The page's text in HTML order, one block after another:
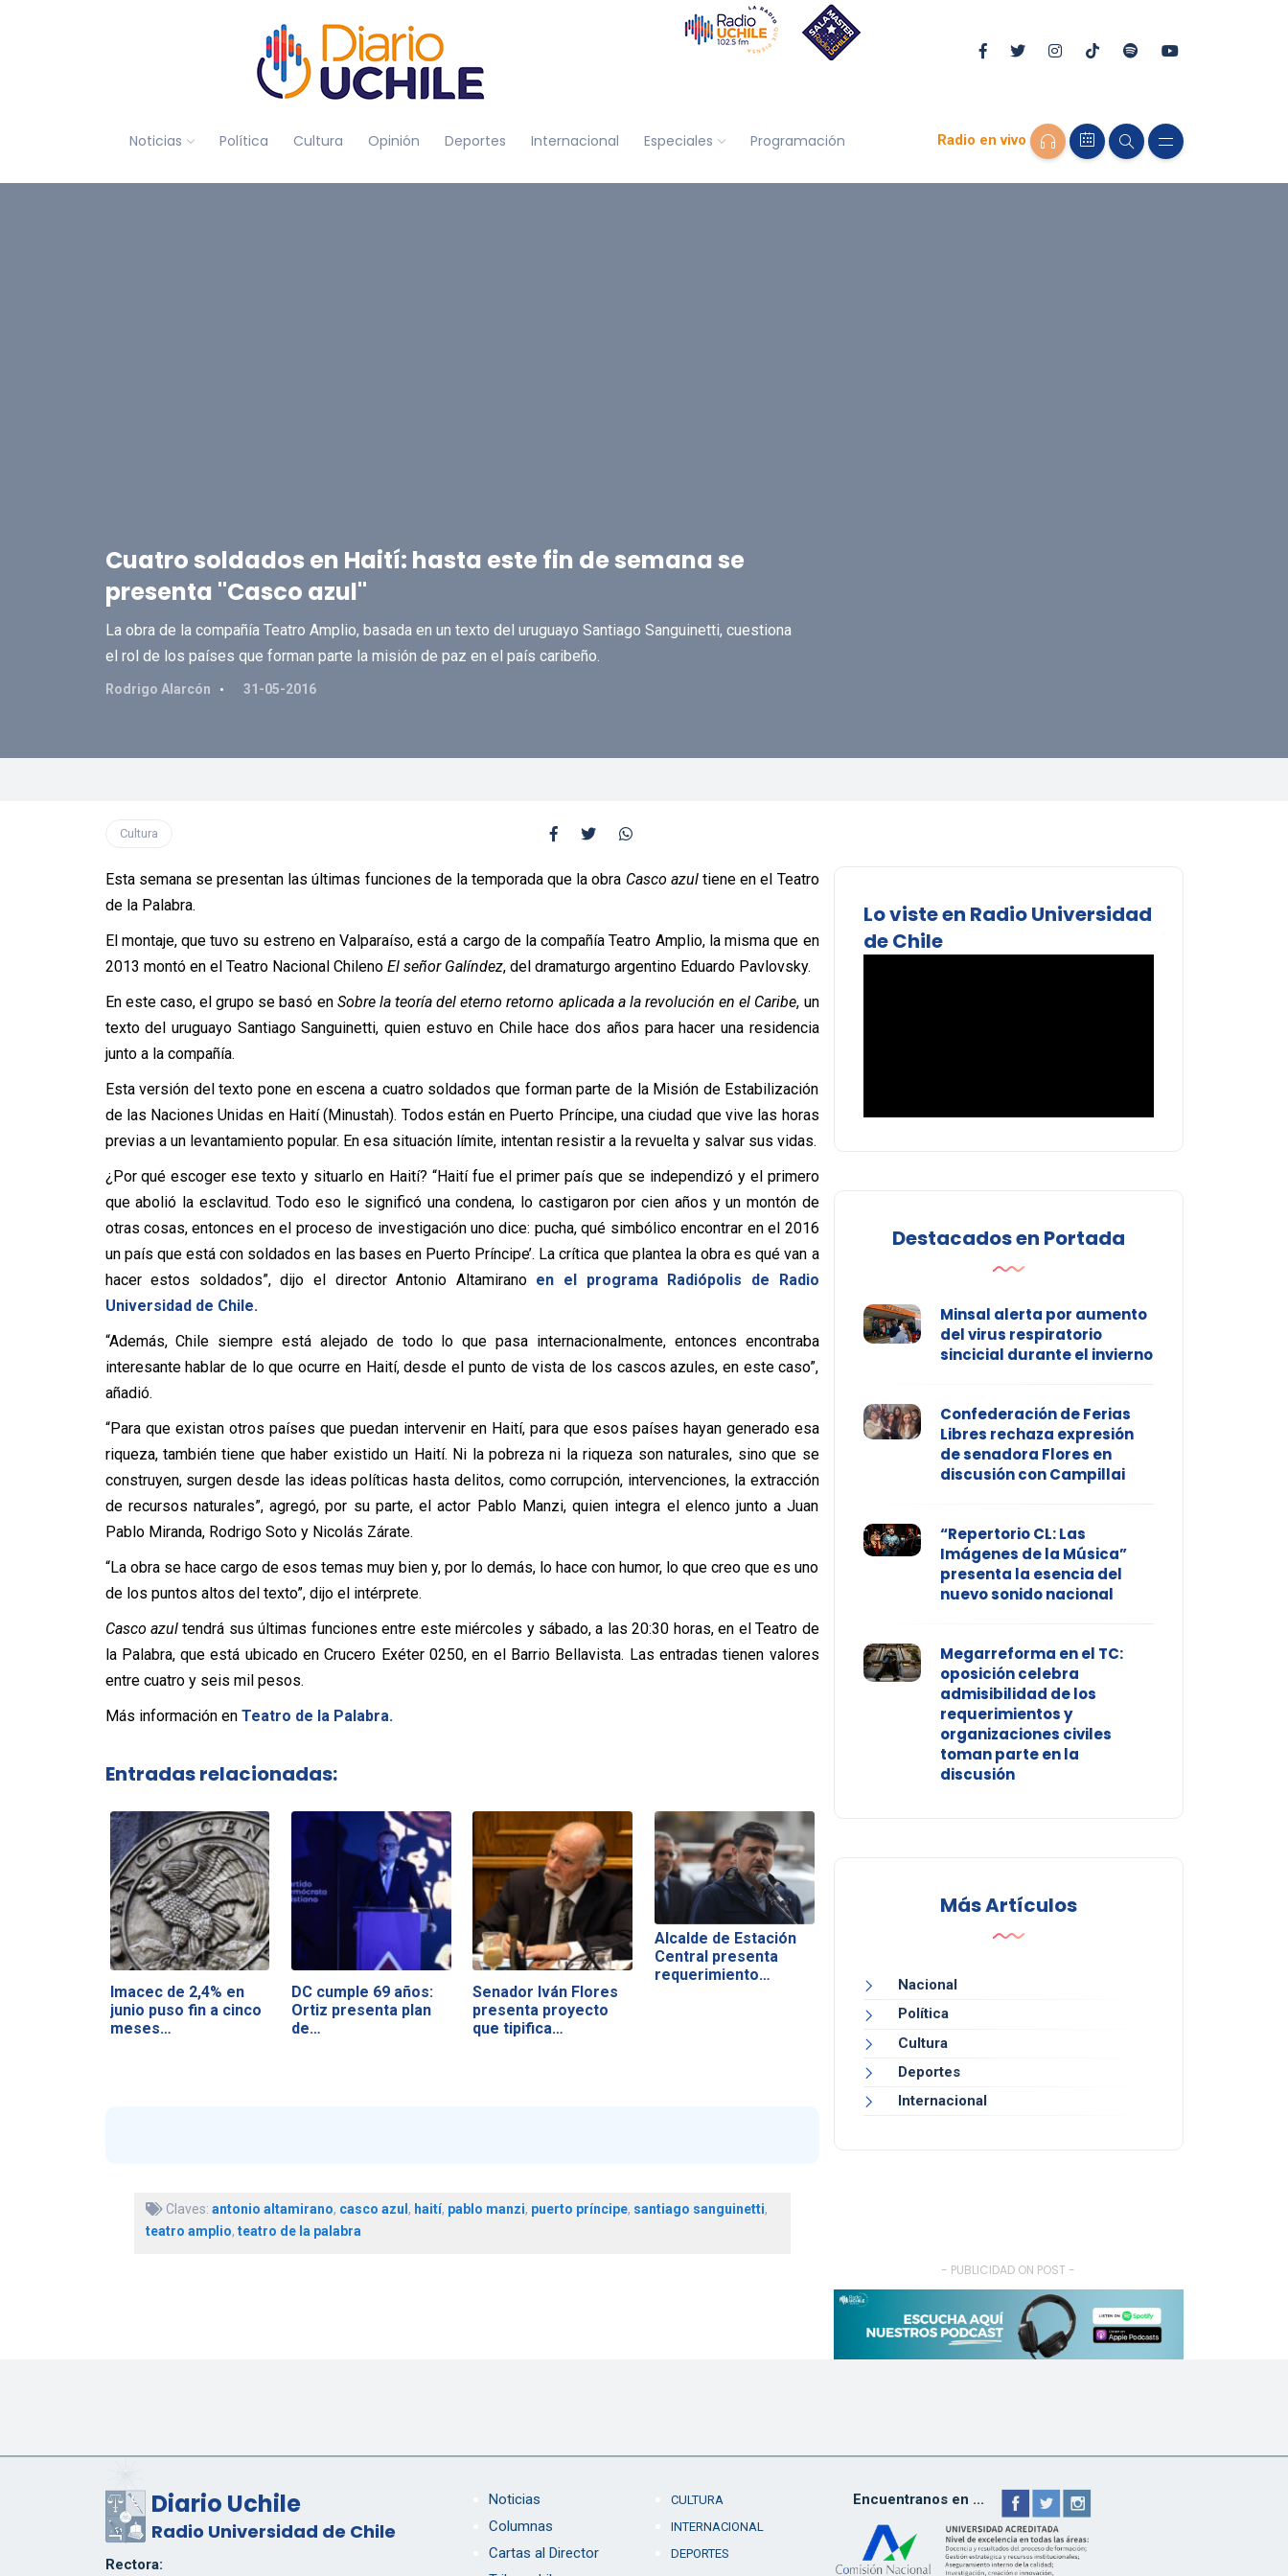
Noticias Política Cultura Opinión Deportes Internacional Especiales Programación Radio en vivo
Cuatro soldados en Haití: hasta este fin de semana se
presenta "Casco azul"
La obra de la compañía Teatro Amplio, basada en un texto del uruguayo Santiago Sanguinetti, cuestiona
el rol de los países que forman parte la misión de paz en el país caribeño.
Rodrigo Alarcón 31-05-2016
Cultura
Esta semana se presentan las últimas funciones de la temporada que la obra Casco azultiene en el Teatro
de la Palabra.
El montaje, que tuvo su estreno en Valparaíso, está a cargo de la compañía Teatro Amplio, la misma que en
2013 montó en el Teatro Nacional Chileno El señor Galíndez, del dramaturgo argentino Eduardo Pavlovsky.
En este caso, el grupo se basó en Sobre la teoría del eterno retorno aplicada a la revolución en el Caribe, un
texto del uruguayo Santiago Sanguinetti, quien estuvo en Chile hace dos años para hacer una residencia
junto a la compañía.
Esta versión del texto pone en escena a cuatro soldados que forman parte de la Misión de Estabilización
de las Naciones Unidas en Haití (Minustah). Todos están en Puerto Príncipe, una ciudad que vive las horas
previas a un levantamiento popular. En esa situación límite, intentan resistir a la revuelta y salvar sus vidas.
¿Por qué escoger ese texto y situarlo en Haití? “Haití fue el primer país que se independizó y el primero
que abolió la esclavitud. Todo eso le significó una condena, lo castigaron por cien años y un montón de
otras cosas, entonces en el proceso de investigación uno dice: pucha, qué simbólico encontrar en el 2016
un país que está con soldados en las bases en Puerto Príncipe’. La crítica que plantea la obra es qué van a
hacer estos soldados”, dijo el director Antonio Altamiranoen el programa Radiópolis de Radio
Universidad de Chile.
“Además, Chile siempre está alejado de todo lo que pasa internacionalmente, entonces encontraba
interesante hablar de lo que ocurre en Haití, desde el punto de vista de los cascos azules, en este caso”,
añadió.
“Para que existan otros países que puedan intervenir en Haití, para que esos países hayan generado esa
riqueza, también tiene que haber existido un Haití. Ni la pobreza ni la riqueza son naturales, sino que se
construyen, surgen desde las ideas políticas hasta delitos, como corrupción, intervenciones, la extracción
de recursos naturales”, agregó, por su parte, el actor Pablo Manzi, quien integra el elenco junto a Juan
Pablo Miranda, Rodrigo Soto y Nicolás Zárate.
“La obra se hace cargo de esos temas muy bien y, por lo demás, lo hace con humor, lo que creo que es uno
de los puntos altos del texto”, dijo el intérprete.
Casco azultendrá sus últimas funciones entre este miércoles y sábado, a las 20:30 horas, en el Teatro de
la Palabra, que está ubicado en Crucero Exéter 0250, en el Barrio Bellavista. Las entradas tienen valores
entre cuatro y seis mil pesos.
Más información en Teatro de la Palabra.
Entradas relacionadas:
Imacec de 2,4% en
junio puso fin a cinco
meses…
DC cumple 69 años:
Ortiz presenta plan
de…
Senador Iván Flores
presenta proyecto
que tipifica…
Alcalde de Estación
Central presenta
requerimiento…
Claves: antonio altamirano, casco azul , haití, pablo manzi, puerto príncipe, santiago sanguinetti,
teatro amplio, teatro de la palabra
Lo viste en Radio Universidad
de Chile
Destacados en Portada
Minsal alerta por aumento
del virus respiratorio
sincicial durante el invierno
Confederación de Ferias
Libres rechaza expresión
de senadora Flores en
discusión con Campillai
“Repertorio CL: Las
Imágenes de la Música”
presenta la esencia del
nuevo sonido nacional
Megarreforma en el TC:
oposición celebra
admisibilidad de los
requerimientos y
organizaciones civiles
toman parte en la
discusión
Más Artículos
Nacional
Política
Cultura
Deportes
Internacional
- PUBLICIDAD ON POST -
Diario Uchile
Radio Universidad de Chile
Rectora:
Noticias
Columnas
Cartas al Director
CULTURA
INTERNACIONAL
DEPORTES
Encuentranos en ...